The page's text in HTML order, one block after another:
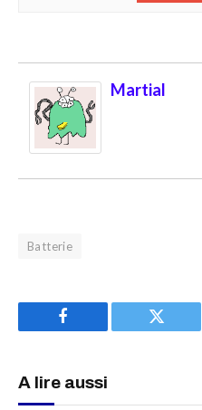
Martial
Batterie
Facebook Twitter
A lire aussi